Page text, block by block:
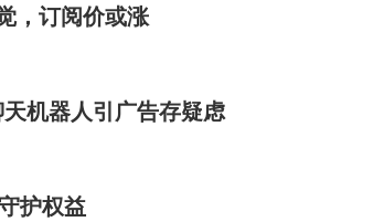
，订阅价或涨
机器人引广告存疑虑
护权益